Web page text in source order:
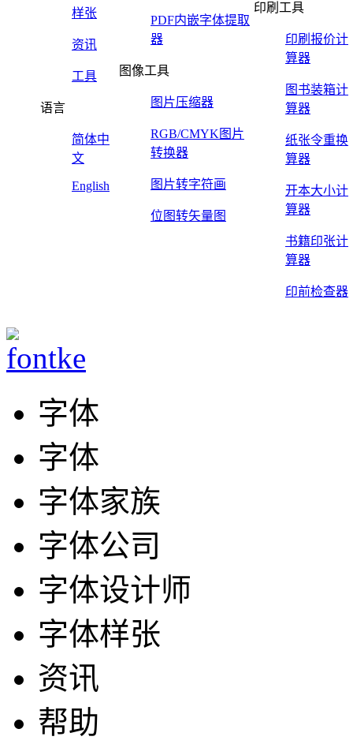
样张
资讯
工具
语言
简体中
文
English
PDF内嵌字体提取
器
图像工具
图片压缩器
RGB/CMYK图片
转换器
图片转字符画
位图转矢量图
印刷工具
印刷报价计
算器
图书装箱计
算器
纸张令重换
算器
开本大小计
算器
书籍印张计
算器
印前检查器
字体
字体
字体家族
字体公司
字体设计师
字体样张
资讯
帮助